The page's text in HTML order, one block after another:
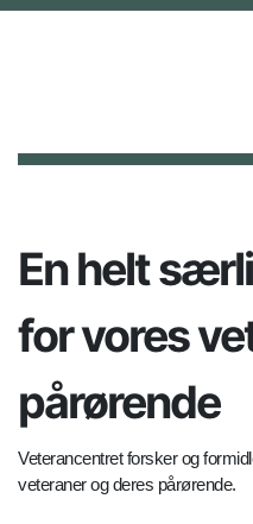
En helt
for vores
pårørende
Veterancentret forsker og
veteraner og deres pårørende.